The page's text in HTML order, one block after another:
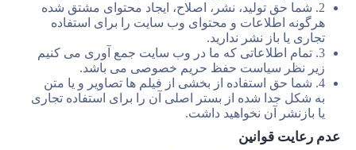
2. شما حق تولید، نشر، اصلاح، ایجاد محتوای مشتق شده
هرگونه اطلاعات و محتوای وب سایت را برای استفاده
تجاری یا باز نشر ندارید.
3. تمام اطلاعاتی که ما در وب سایت جمع آوری می کنیم
زیر نظر سیاست حفظ حریم خصوصی می باشد.
4. شما حق استفاده از بخشی از فیلم ها تصاویر و یا متن
به شکل جدا شده از بستر اصلی آن را برای استفاده تجاری
یا بازنشر آن نخواهید داشت.
عدم رعایت قوانین